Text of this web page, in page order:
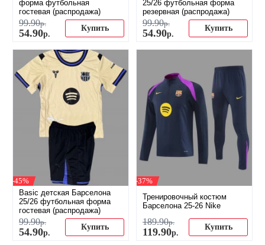
форма футбольная
гостевая (распродажа)
99.90р.
54.90р.
Купить
25/26 футбольная форма
резервная (распродажа)
99.90р.
54.90р.
Купить
-45%
Basic детская Барселона
25/26 футбольная форма
гостевая (распродажа)
99.90р.
54.90р.
Купить
-37%
Тренировочный костюм
Барселона 25-26 Nike
189.90р.
119.90р.
Купить